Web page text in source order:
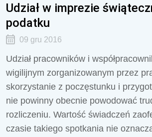
Udział w imprezie
podatku
09 gru 2016
Udział pracowników i
wigilijnym zorganizowanym przez
skorzystanie z poczęstunku i
nie powinny obecnie powodować
rozliczeniu. Wartość świadczeń
czasie takiego spotkania nie